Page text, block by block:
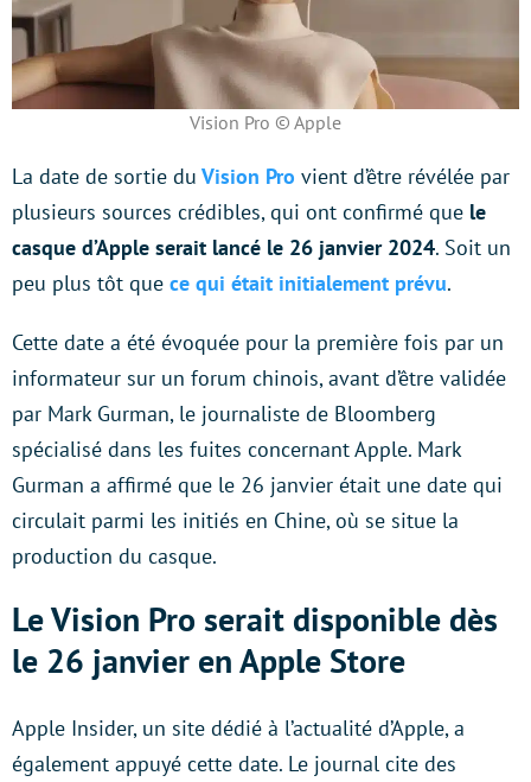
Vision Pro © Apple
La date de sortie du Vision Pro vient d’être révélée par
plusieurs sources crédibles, qui ont confirmé que le
casque d’Apple serait lancé le 26 janvier 2024. Soit un
peu plus tôt que ce qui était initialement prévu.
Cette date a été évoquée pour la première fois par un
informateur sur un forum chinois, avant d’être validée
par Mark Gurman, le journaliste de Bloomberg
spécialisé dans les fuites concernant Apple. Mark
Gurman a affirmé que le 26 janvier était une date qui
circulait parmi les initiés en Chine, où se situe la
production du casque.
Le Vision Pro serait disponible dès
le 26 janvier en Apple Store
Apple Insider, un site dédié à l’actualité d’Apple, a
également appuyé cette date. Le journal cite des